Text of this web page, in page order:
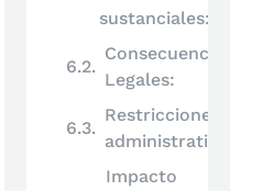
sustanciales:
Consecuencias
Legales:
Restricciones
administrativas:
Impacto